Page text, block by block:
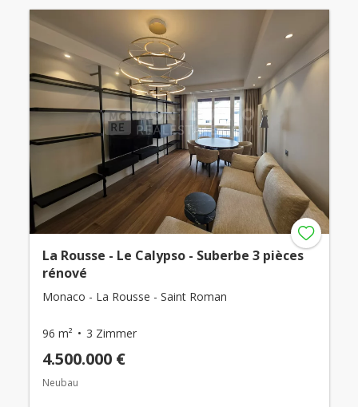
La Rousse - Le Calypso - Suberbe 3 pièces
rénové
Monaco - La Rousse - Saint Roman
96 m² 3 Zimmer
4.500.000 €
Neubau